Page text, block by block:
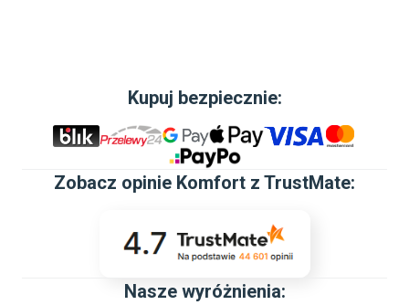
Kupuj bezpiecznie:
Zobacz opinie Komfort z TrustMate:
Nasze wyróżnienia: